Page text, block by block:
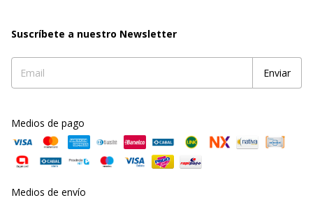
Suscríbete a nuestro Newsletter
Medios de pago
Medios de envío